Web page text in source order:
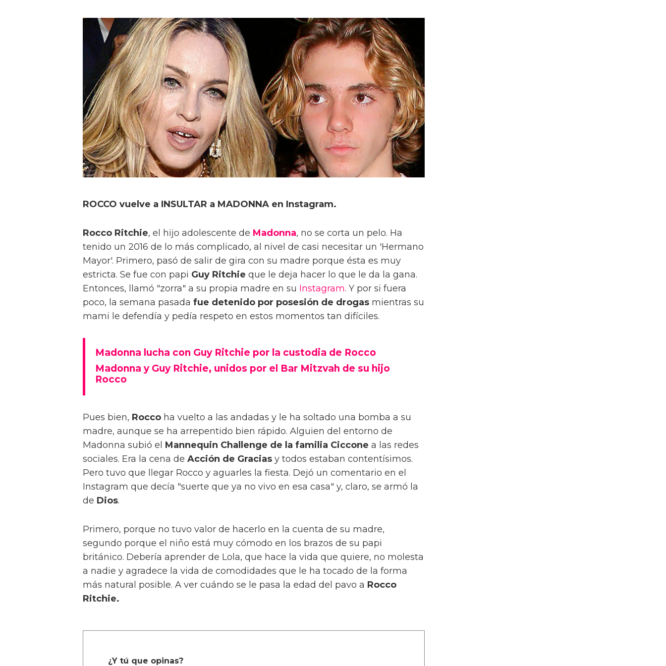
ROCCO vuelve a INSULTAR a MADONNA en Instagram.
Rocco Ritchie, el hijo adolescente de Madonna, no se corta un pelo. Ha
tenido un 2016 de lo más complicado, al nivel de casi necesitar un 'Hermano
Mayor'. Primero, pasó de salir de gira con su madre porque ésta es muy
estricta. Se fue con papi Guy Ritchie que le deja hacer lo que le da la gana.
Entonces, llamó "zorra" a su propia madre en su Instagram. Y por si fuera
poco, la semana pasada fue detenido por posesión de drogas mientras su
mami le defendía y pedía respeto en estos momentos tan difíciles.
Madonna lucha con Guy Ritchie por la custodia de Rocco
Madonna y Guy Ritchie, unidos por el Bar Mitzvah de su hijo
Rocco
Pues bien, Rocco ha vuelto a las andadas y le ha soltado una bomba a su
madre, aunque se ha arrepentido bien rápido. Alguien del entorno de
Madonna subió el Mannequin Challenge de la familia Ciccone a las redes
sociales. Era la cena de Acción de Gracias y todos estaban contentísimos.
Pero tuvo que llegar Rocco y aguarles la fiesta. Dejó un comentario en el
Instagram que decía "suerte que ya no vivo en esa casa" y, claro, se armó la
de Dios.
Primero, porque no tuvo valor de hacerlo en la cuenta de su madre,
segundo porque el niño está muy cómodo en los brazos de su papi
británico. Debería aprender de Lola, que hace la vida que quiere, no molesta
a nadie y agradece la vida de comodidades que le ha tocado de la forma
más natural posible. A ver cuándo se le pasa la edad del pavo a Rocco
Ritchie.
¿Y tú que opinas?